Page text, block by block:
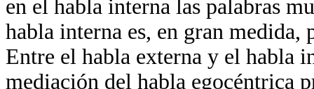
en el habla interna las palabras
habla interna es, en gran
Entre el habla externa y el habla
mediación del habla egocéntrica